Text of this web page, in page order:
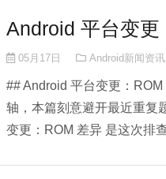
Android 平台变
05月17日 Android新闻资讯
## Android 平台变更：
轴，本篇刻意避开最近重复
变更：ROM 差异 是这次排